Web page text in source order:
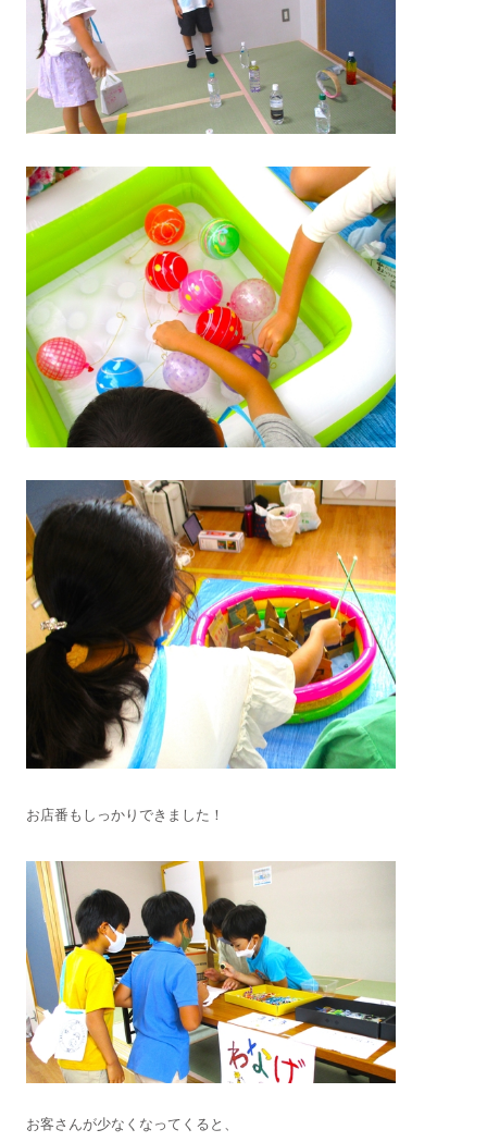
お店番もしっかりできました！
お客さんが少なくなってくると、